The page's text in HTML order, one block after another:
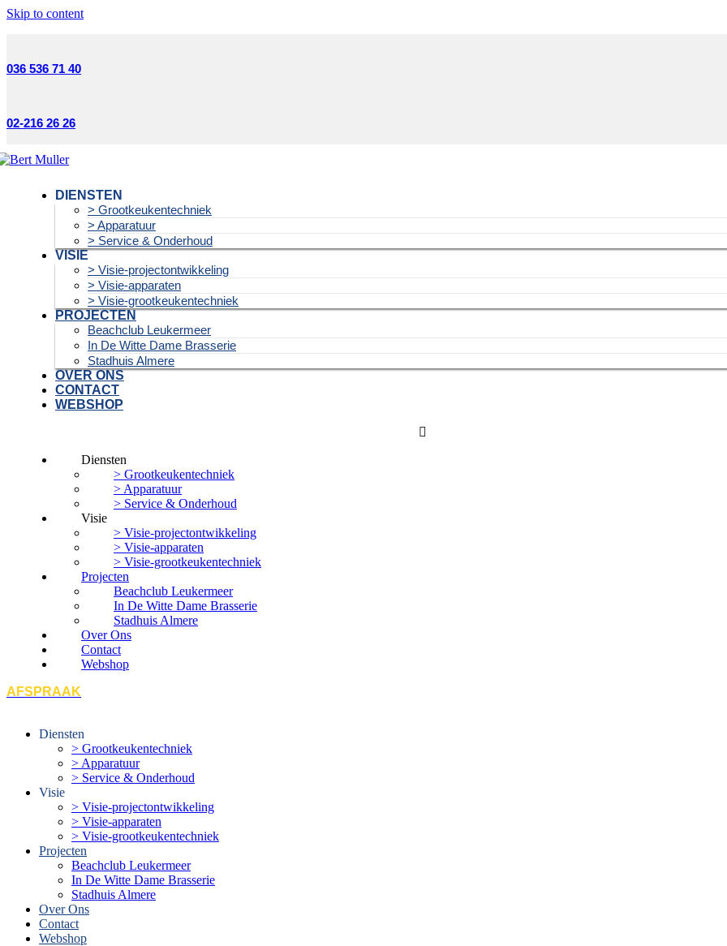
Skip to content
036 536 71 40
02-216 26 26
DIENSTEN
> Grootkeukentechniek
> Apparatuur
> Service & Onderhoud
VISIE
> Visie-projectontwikkeling
> Visie-apparaten
> Visie-grootkeukentechniek
PROJECTEN
Beachclub Leukermeer
In De Witte Dame Brasserie
Stadhuis Almere
OVER ONS
CONTACT
WEBSHOP
Diensten
> Grootkeukentechniek
> Apparatuur
> Service & Onderhoud
Visie
> Visie-projectontwikkeling
> Visie-apparaten
> Visie-grootkeukentechniek
Projecten
Beachclub Leukermeer
In De Witte Dame Brasserie
Stadhuis Almere
Over Ons
Contact
Webshop
AFSPRAAK
Diensten
> Grootkeukentechniek
> Apparatuur
> Service & Onderhoud
Visie
> Visie-projectontwikkeling
> Visie-apparaten
> Visie-grootkeukentechniek
Projecten
Beachclub Leukermeer
In De Witte Dame Brasserie
Stadhuis Almere
Over Ons
Contact
Webshop